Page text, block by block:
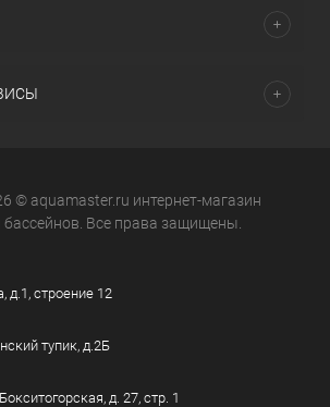
© aquamaster.ru интернет-магазин
Все права защищены.
д.1, строение 12
тупик, д.2Б
д. 27, стр. 1